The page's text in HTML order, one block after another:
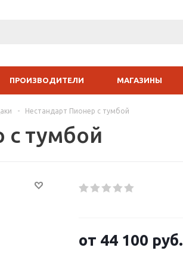
ПРОИЗВОДИТЕЛИ МАГАЗИНЫ
- Нестандарт Пионер с тумбой
с тумбой
от 44 100 руб.